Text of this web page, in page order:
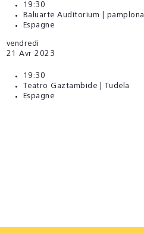
19:30
Baluarte Auditorium | pamplona
Espagne
vendredi
21 Avr 2023
19:30
Teatro Gaztambide | Tudela
Espagne